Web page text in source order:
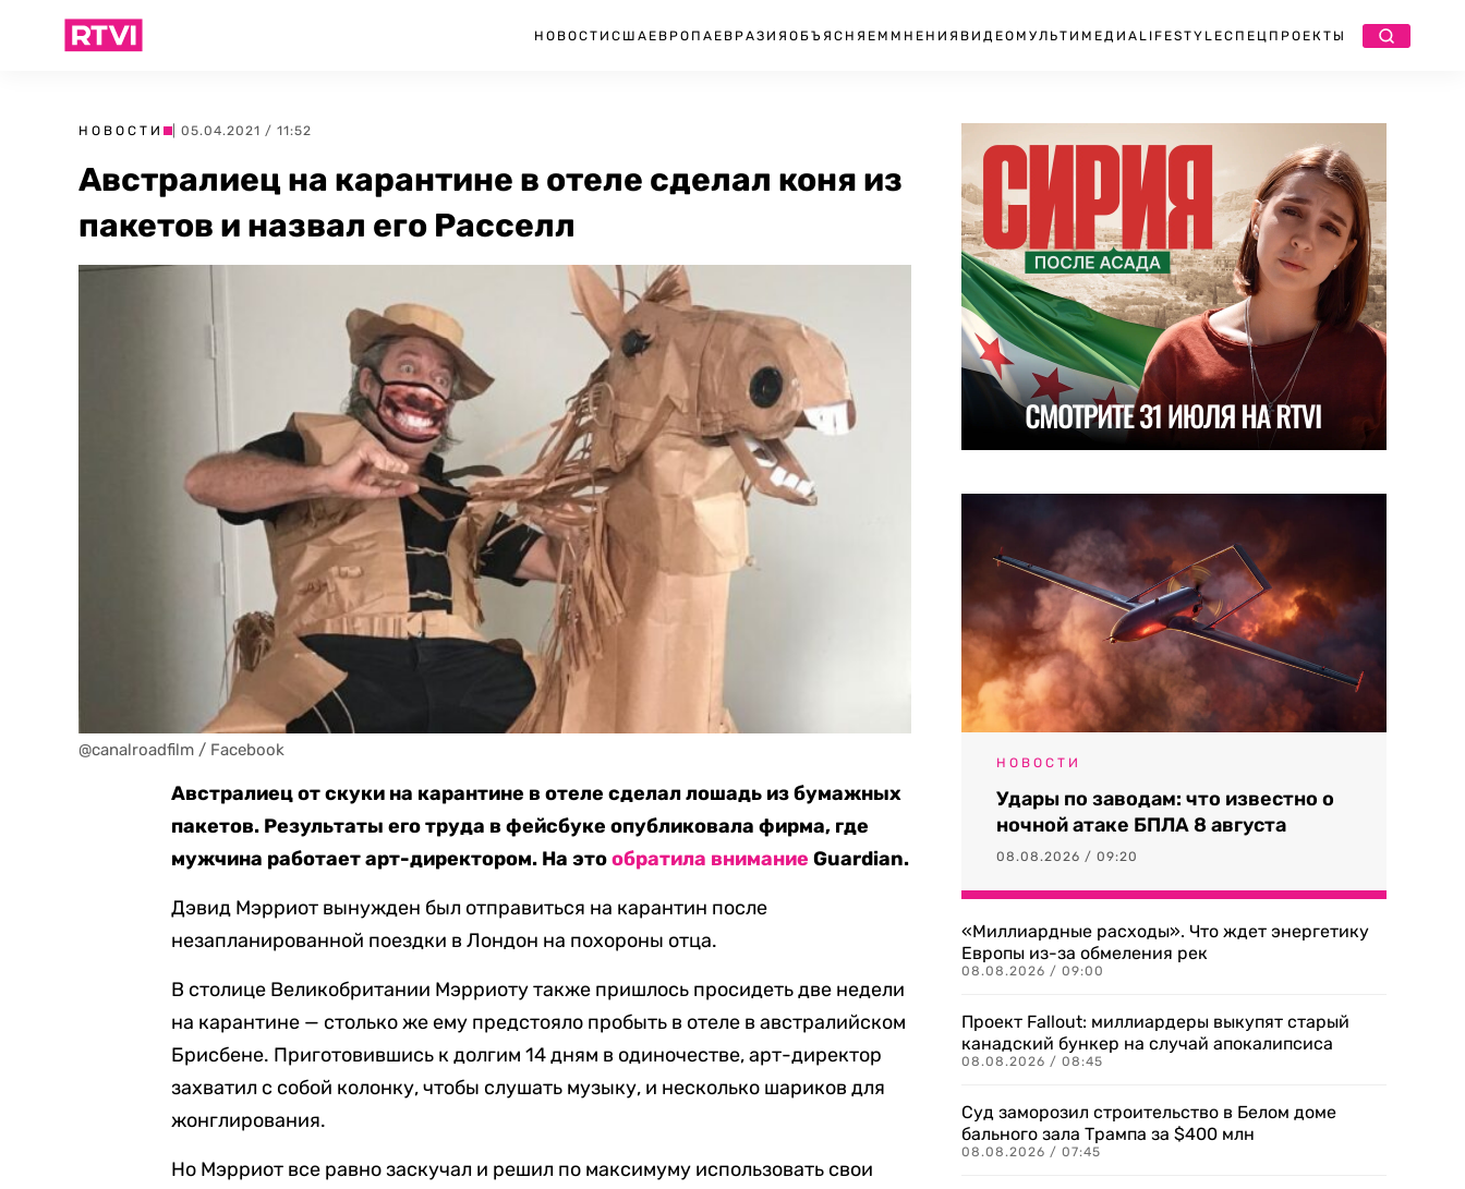
НОВОСТИ США ЕВРОПА ЕВРАЗИЯ ОБЪЯСНЯЕМ МНЕНИЯ ВИДЕО МУЛЬТИМЕДИА LIFESTYLEСПЕЦПРОЕКТЫ
НОВОСТИ | 05.04.2021 / 11:52
Австралиец на карантине в отеле сделал коня из
пакетов и назвал его Расселл
@canalroadfilm / Facebook
Австралиец от скуки на карантине в отеле сделал лошадь из бумажных
пакетов. Результаты его труда в фейсбуке опубликовала фирма, где
мужчина работает арт-директором. На этообратила внимание Guardian.
Дэвид Мэрриот вынужден был отправиться на карантин после
незапланированной поездки в Лондон на похороны отца.
В столице Великобритании Мэрриоту также пришлось просидеть две недели
на карантине — столько же ему предстояло пробыть в отеле в австралийском
Брисбене. Приготовившись к долгим 14 дням в одиночестве, арт-директор
захватил с собой колонку, чтобы слушать музыку, и несколько шариков для
жонглирования.
Но Мэрриот все равно заскучал и решил по максимуму использовать свои
НОВОСТИ
Удары по заводам: что известно о
ночной атаке БПЛА 8 августа
08.08.2026 / 09:20
«Миллиардные расходы». Что ждет энергетику
Европы из-за обмеления рек
08.08.2026 / 09:00
Проект Fallout: миллиардеры выкупят старый
канадский бункер на случай апокалипсиса
08.08.2026 / 08:45
Суд заморозил строительство в Белом доме
бального зала Трампа за $400 млн
08.08.2026 / 07:45